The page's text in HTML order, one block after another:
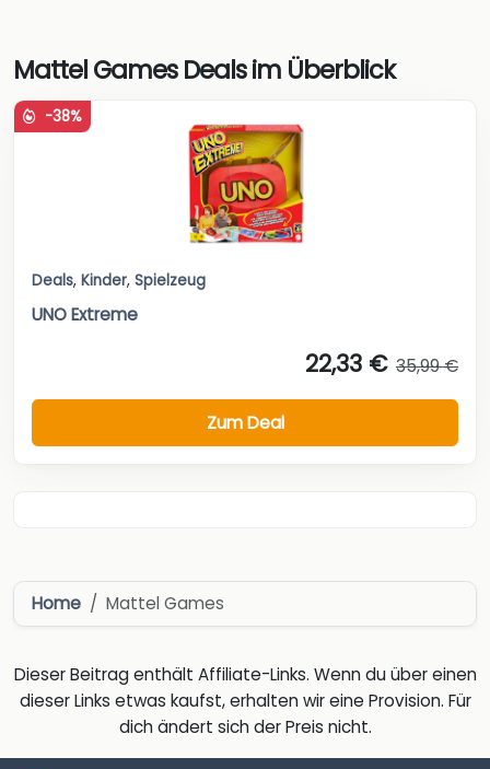
Mattel Games Deals im Überblick
-38%
Deals, Kinder, Spielzeug
UNO Extreme
22,33 € 35,99 €
Zum Deal
Home Mattel Games
Dieser Beitrag enthält Affiliate-Links. Wenn du über einen
dieser Links etwas kaufst, erhalten wir eine Provision. Für
dich ändert sich der Preis nicht.